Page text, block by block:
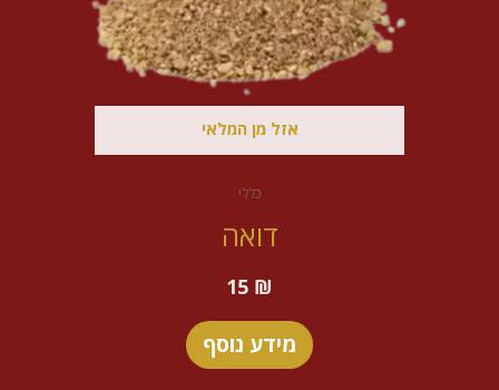
אזל מן המלאי
כללי
דואה
15 ₪
מידע נוסף